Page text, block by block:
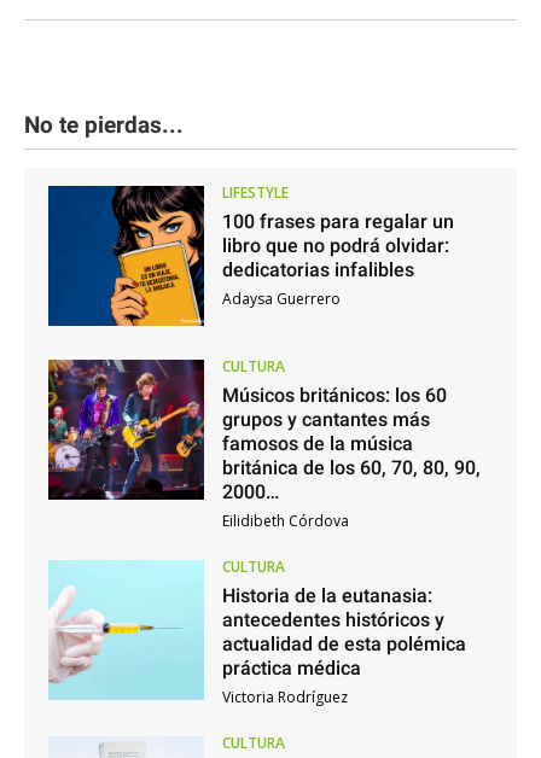
No te pierdas...
LIFESTYLE
100 frases para regalar un
libro que no podrá olvidar:
dedicatorias infalibles
Adaysa Guerrero
CULTURA
Músicos británicos: los 60
grupos y cantantes más
famosos de la música
británica de los 60, 70, 80, 90,
2000…
Eilidibeth Córdova
CULTURA
Historia de la eutanasia:
antecedentes históricos y
actualidad de esta polémica
práctica médica
Victoria Rodríguez
CULTURA